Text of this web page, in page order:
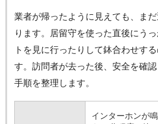
業者が帰ったように見えても、ま
ります。居留守を使った直後にう
トを見に行ったりして鉢合わせす
す。訪問者が去った後、安全を確
手順を整理します。
インターホンが